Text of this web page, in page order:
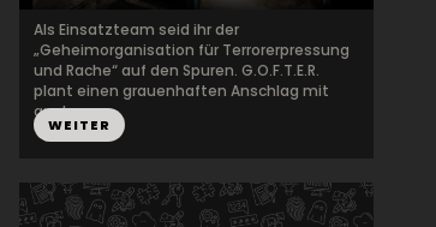
Als Einsatzteam seid ihr der
„Geheimorganisation für Terrorerpressung
und Rache“ auf den Spuren. G.O.F.T.E.R.
plant einen grauenhaften Anschlag mit
apok...
WEITER